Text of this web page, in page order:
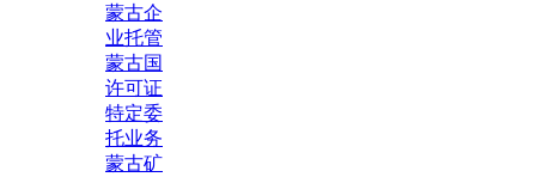
蒙古企
业托管
蒙古国
许可证
特定委
托业务
蒙古矿